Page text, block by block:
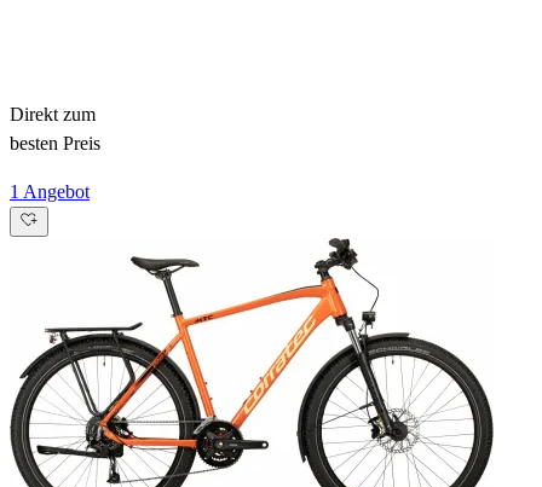
Direkt zum
besten Preis
1 Angebot